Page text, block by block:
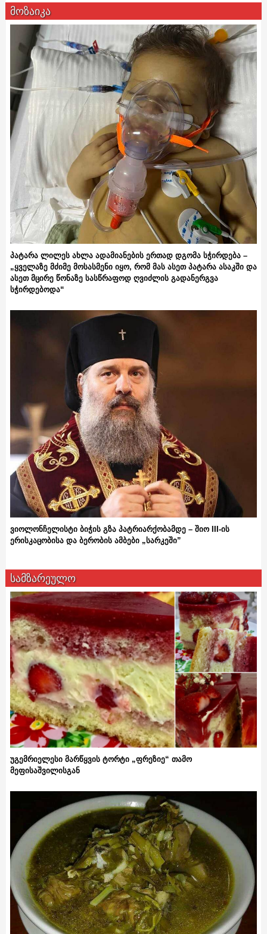
მოზაიკა
პატარა ლილეს ახლა ადამიანების ერთად დგომა სჭირდება –
„ყველაზე მძიმე მოსასმენი იყო, რომ მას ასეთ პატარა ასაკში და
ასეთ მცირე წონაზე სასწრაფოდ ღვიძლის გადანერგვა
სჭირდებოდა“
ვიოლონჩელისტი ბიჭის გზა პატრიარქობამდე – შიო III-ის
ერისკაცობისა და ბერობის ამბები „სარკეში”
სამზარეულო
უგემრიელესი მარწყვის ტორტი „ფრეზიე“ თამო
მეფისაშვილისგან